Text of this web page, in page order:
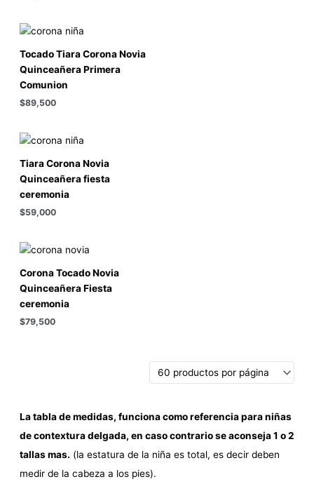
La tabla de medidas, funciona como referencia para niñas
de contextura delgada, en caso contrario se aconseja 1 o 2
tallas mas. (la estatura de la niña es total, es decir deben
medir de la cabeza a los pies).
Tocado Tiara Corona Novia
Quinceañera Primera
Comunion
$89,500
Tiara Corona Novia
Quinceañera fiesta
ceremonia
$59,000
Corona Tocado Novia
Quinceañera Fiesta
ceremonia
$79,500